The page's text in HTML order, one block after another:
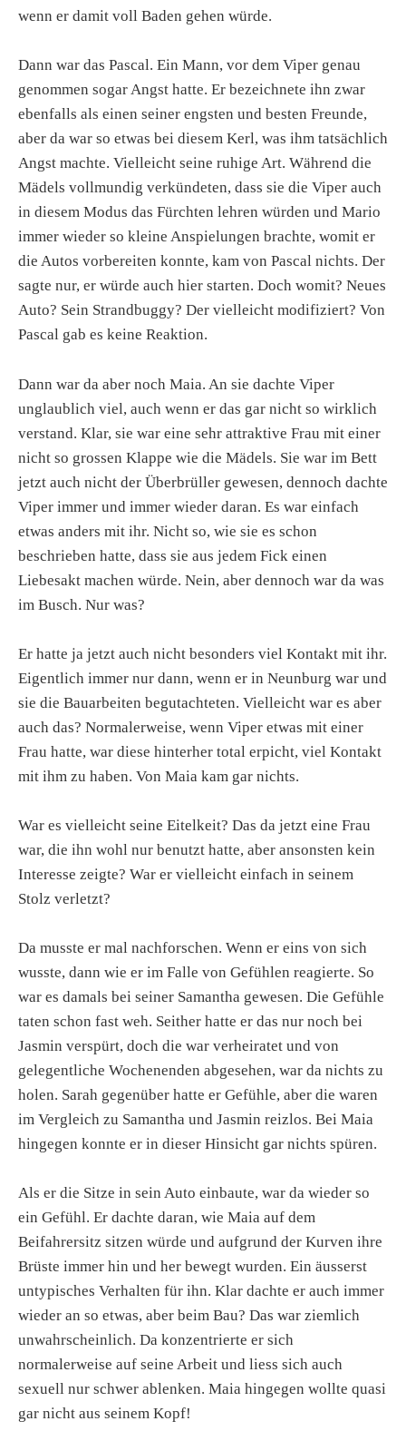
wenn er damit voll Baden gehen würde.
Dann war das Pascal. Ein Mann, vor dem Viper genau
genommen sogar Angst hatte. Er bezeichnete ihn zwar
ebenfalls als einen seiner engsten und besten Freunde,
aber da war so etwas bei diesem Kerl, was ihm tatsächlich
Angst machte. Vielleicht seine ruhige Art. Während die
Mädels vollmundig verkündeten, dass sie die Viper auch
in diesem Modus das Fürchten lehren würden und Mario
immer wieder so kleine Anspielungen brachte, womit er
die Autos vorbereiten konnte, kam von Pascal nichts. Der
sagte nur, er würde auch hier starten. Doch womit? Neues
Auto? Sein Strandbuggy? Der vielleicht modifiziert? Von
Pascal gab es keine Reaktion.
Dann war da aber noch Maia. An sie dachte Viper
unglaublich viel, auch wenn er das gar nicht so wirklich
verstand. Klar, sie war eine sehr attraktive Frau mit einer
nicht so grossen Klappe wie die Mädels. Sie war im Bett
jetzt auch nicht der Überbrüller gewesen, dennoch dachte
Viper immer und immer wieder daran. Es war einfach
etwas anders mit ihr. Nicht so, wie sie es schon
beschrieben hatte, dass sie aus jedem Fick einen
Liebesakt machen würde. Nein, aber dennoch war da was
im Busch. Nur was?
Er hatte ja jetzt auch nicht besonders viel Kontakt mit ihr.
Eigentlich immer nur dann, wenn er in Neunburg war und
sie die Bauarbeiten begutachteten. Vielleicht war es aber
auch das? Normalerweise, wenn Viper etwas mit einer
Frau hatte, war diese hinterher total erpicht, viel Kontakt
mit ihm zu haben. Von Maia kam gar nichts.
War es vielleicht seine Eitelkeit? Das da jetzt eine Frau
war, die ihn wohl nur benutzt hatte, aber ansonsten kein
Interesse zeigte? War er vielleicht einfach in seinem
Stolz verletzt?
Da musste er mal nachforschen. Wenn er eins von sich
wusste, dann wie er im Falle von Gefühlen reagierte. So
war es damals bei seiner Samantha gewesen. Die Gefühle
taten schon fast weh. Seither hatte er das nur noch bei
Jasmin verspürt, doch die war verheiratet und von
gelegentliche Wochenenden abgesehen, war da nichts zu
holen. Sarah gegenüber hatte er Gefühle, aber die waren
im Vergleich zu Samantha und Jasmin reizlos. Bei Maia
hingegen konnte er in dieser Hinsicht gar nichts spüren.
Als er die Sitze in sein Auto einbaute, war da wieder so
ein Gefühl. Er dachte daran, wie Maia auf dem
Beifahrersitz sitzen würde und aufgrund der Kurven ihre
Brüste immer hin und her bewegt wurden. Ein äusserst
untypisches Verhalten für ihn. Klar dachte er auch immer
wieder an so etwas, aber beim Bau? Das war ziemlich
unwahrscheinlich. Da konzentrierte er sich
normalerweise auf seine Arbeit und liess sich auch
sexuell nur schwer ablenken. Maia hingegen wollte quasi
gar nicht aus seinem Kopf!